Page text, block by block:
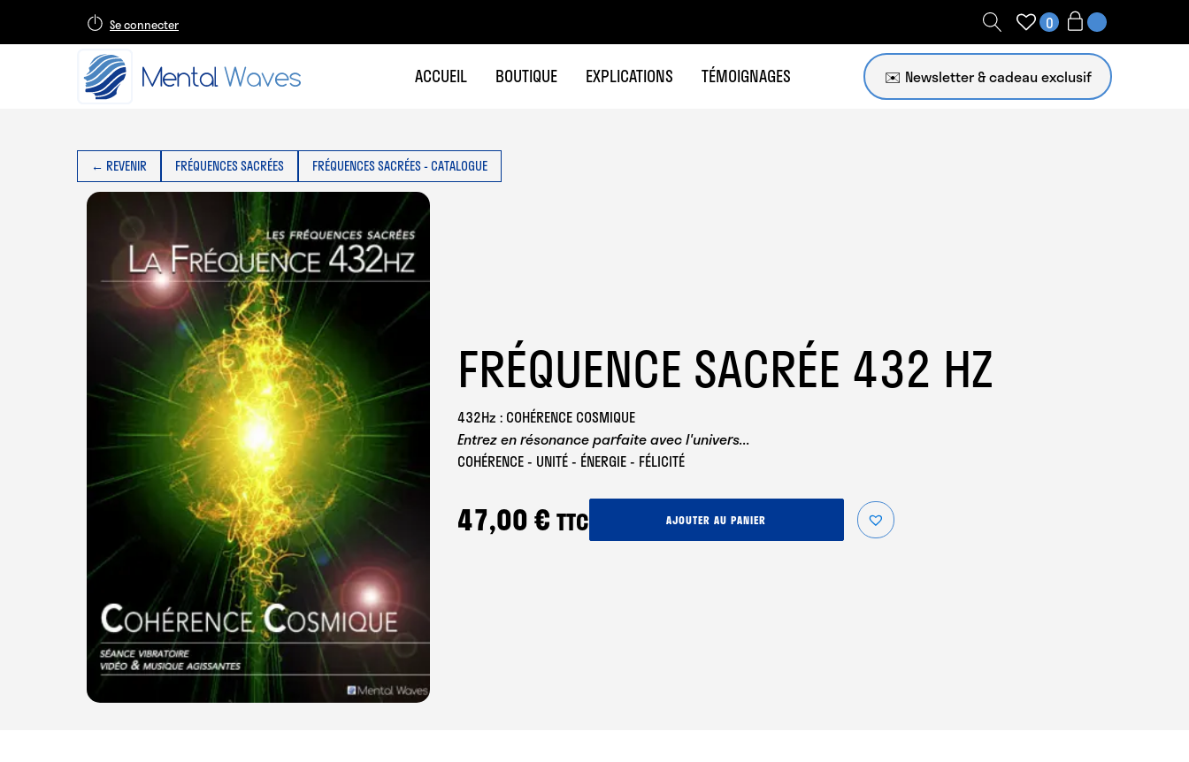
Se connecter 0
ACCUEIL BOUTIQUE EXPLICATIONS TÉMOIGNAGES ✉️ Newsletter
← REVENIR FRÉQUENCES SACRÉES FRÉQUENCES SACRÉES - CATALOGUE
FRÉQUENCE SACRÉE 432 HZ
432Hz : COHÉRENCE COSMIQUE
Entrez en résonance parfaite avec l'univers...
COHÉRENCE - UNITÉ - ÉNERGIE - FÉLICITÉ
47,00€ TTCquantité
de
AJOUTER AU PANIER